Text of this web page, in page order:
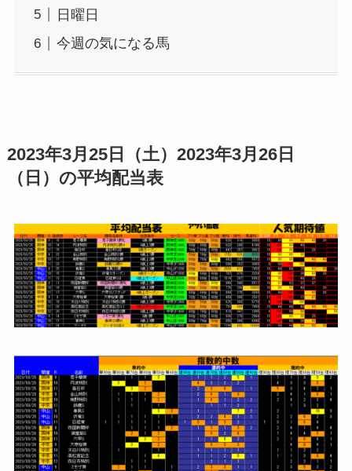
日曜日
今週の気になる馬
2023年3月25日（土）2023年3月26日
（日）の平均配当表